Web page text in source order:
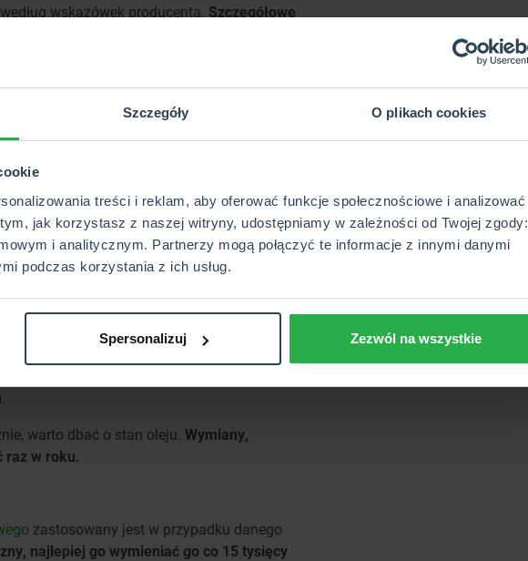
Szczegóły O plikach cookies
treści i reklam, aby oferować funkcje społecznościowe i analizować
jak korzystasz z naszej witryny, udostępniamy w zależności od Twojej zgody:
i analitycznym. Partnerzy mogą połączyć te informacje z innymi danymi
podczas korzystania z ich usług.
Spersonalizuj Zezwól na wszystkie
wskazówek producenta. Szczegółowe
gwarancyjnej auta
zależy również od sposobu eksploatacji
być wykonywana co:
na długich dystansach
się po krótkich trasach;
mieście, zwłaszcza zakorkowanym lubjest
kierowcy jest bardzo dynamiczny
jest w trudnych warunkach(dotyczy
w zawodach.
i więcej odbywała się tylko w
warto dbać o stan oleju. Wymiany,
raz w roku.
zastosowany jest w przypadku danego
najlepiej go wymieniać go co 15 tysięcy